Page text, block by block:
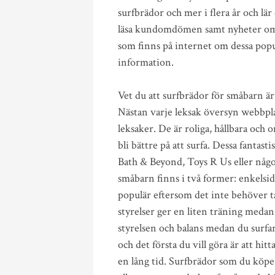
surfbrädor och mer i flera år och
läsa kundomdömen samt nyheter
som finns på internet om dessa
information.
Vet du att surfbrädor för småbarn
Nästan varje leksak översyn
leksaker. De är roliga, hållbara och
bli bättre på att surfa. Dessa
Bath & Beyond, Toys R Us eller
småbarn finns i två former:
populär eftersom det inte behöver
styrelser ger en liten träning
styrelsen och balans medan du
och det första du vill göra är att
en lång tid. Surfbrädor som du